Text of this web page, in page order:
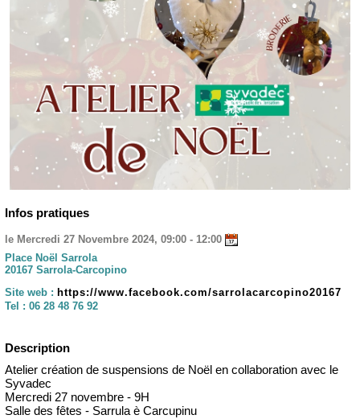
Infos pratiques
le Mercredi 27 Novembre 2024, 09:00 - 12:00
Place Noël Sarrola
20167 Sarrola-Carcopino
Site web : https://www.facebook.com/sarrolacarcopino20167
Tel : 06 28 48 76 92
Description
Atelier création de suspensions de Noël en collaboration avec le
Syvadec
Mercredi 27 novembre - 9H
Salle des fêtes - Sarrula è Carcupinu